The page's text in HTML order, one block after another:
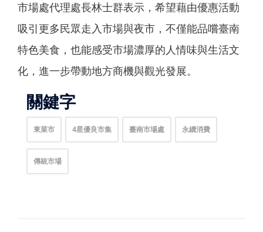
市場處代理處長林士群表示，希望藉由優惠活動
吸引更多民眾走入市場與夜市，不僅能品嚐臺南
特色美食，也能感受市場濃厚的人情味與生活文
化，進一步帶動地方商機與觀光發展。
關鍵字
東菜市 4星優良市集 臺南市場處 永續消費
傳統市場